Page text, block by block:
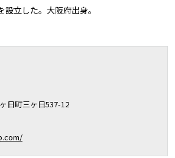
設立した。大阪府出身。
日町三ヶ日537-12